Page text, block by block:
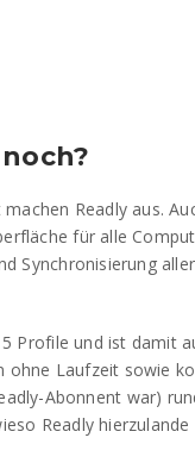
Readly aus.
für alle
Synchronisierung
Profile und ist damit
ohne Laufzeit sowie
Abonnent war)
Readly